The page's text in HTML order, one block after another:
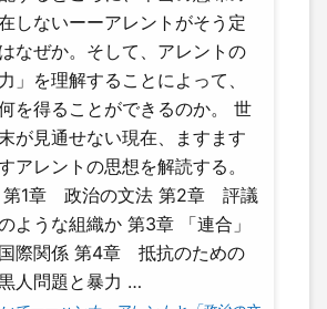
しないーーアレントがそう定
なぜか。そして、アレントの
」を理解することによって、
を得ることができるのか。 世
が見通せない現在、ますます
アレントの思想を解読する。
第1章 政治の文法 第2章 評議
ような組織か 第3章 「連合」
際関係 第4章 抵抗のための
人問題と暴力 …